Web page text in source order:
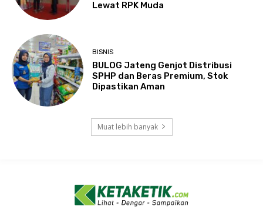
Lewat RPK Muda
BISNIS
BULOG Jateng Genjot Distribusi
SPHP dan Beras Premium, Stok
Dipastikan Aman
Muat lebih banyak